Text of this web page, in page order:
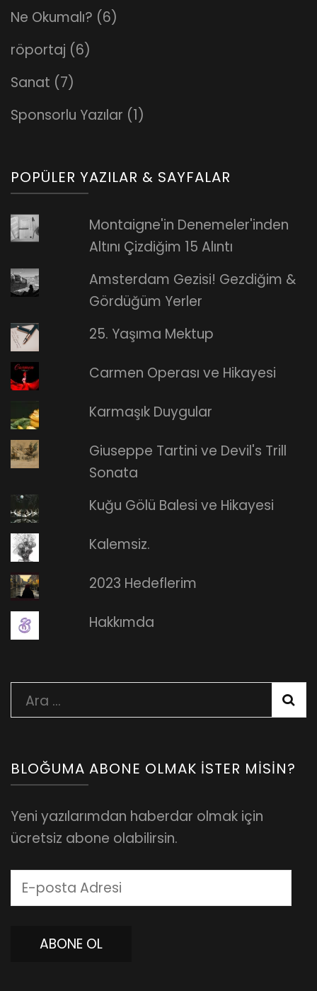
Ne Okumalı? (6)
röportaj (6)
Sanat (7)
Sponsorlu Yazılar (1)
POPÜLER YAZILAR & SAYFALAR
Montaigne'in Denemeler'inden
Altını Çizdiğim 15 Alıntı
Amsterdam Gezisi! Gezdiğim &
Gördüğüm Yerler
25. Yaşıma Mektup
Carmen Operası ve Hikayesi
Karmaşık Duygular
Giuseppe Tartini ve Devil's Trill
Sonata
Kuğu Gölü Balesi ve Hikayesi
Kalemsiz.
2023 Hedeflerim
Hakkımda
Arama:
BLOĞUMA ABONE OLMAK İSTER MISIN?
Yeni yazılarımdan haberdar olmak için
ücretsiz abone olabilirsin.
E-
posta
ABONE OL